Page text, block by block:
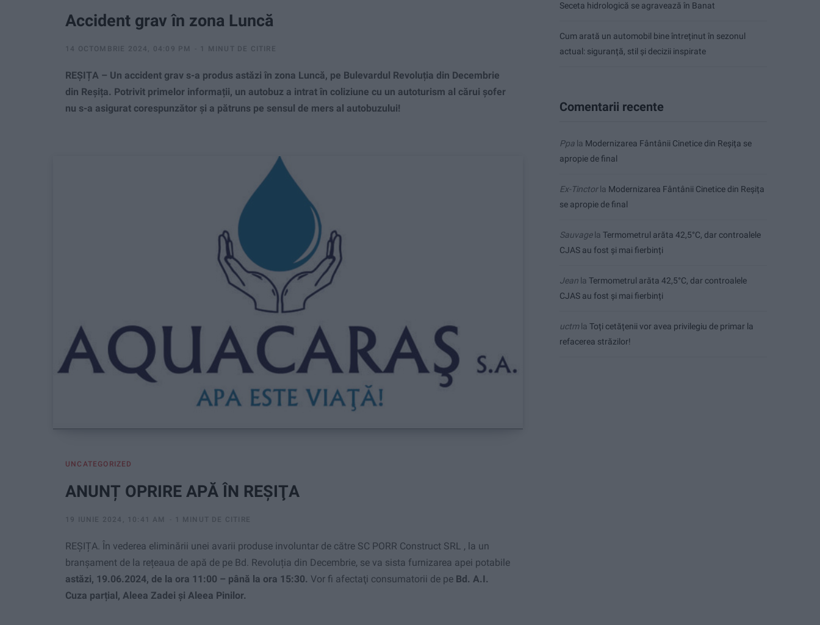
Accident grav în zona Luncă
14 OCTOMBRIE 2024, 04:09 PM 1 MINUT DE CITIRE
REȘIȚA – Un accident grav s-a produs astăzi în zona Luncă, pe Bulevardul Revoluția din Decembrie
din Reșița. Potrivit primelor informații, un autobuz a intrat în coliziune cu un autoturism al cărui șofer
nu s-a asigurat corespunzător și a pătruns pe sensul de mers al autobuzului!
UNCATEGORIZED
ANUNȚ OPRIRE APĂ ÎN REŞIŢA
19 IUNIE 2024, 10:41 AM 1 MINUT DE CITIRE
REȘIȚA. În vederea eliminării unei avarii produse involuntar de către SC PORR Construct SRL , la un
branșament de la rețeaua de apă de pe Bd. Revoluția din Decembrie, se va sista furnizarea apei potabile
astăzi, 19.06.2024, de la ora 11:00 – până la ora 15:30. Vor fi afectaţi consumatorii de pe Bd. A.I.
Cuza parțial, Aleea Zadei și Aleea Pinilor.
Seceta hidrologică se agravează în Banat
Cum arată un automobil bine întreținut în sezonul
actual: siguranță, stil și decizii inspirate
Comentarii recente
Ppa la Modernizarea Fântânii Cinetice din Reșița se
apropie de final
Ex-Tinctorla Modernizarea Fântânii Cinetice din Reșița
se apropie de final
Sauvagela Termometrul arăta 42,5°C, dar controalele
CJAS au fost și mai fierbinți
Jean la Termometrul arăta 42,5°C, dar controalele
CJAS au fost și mai fierbinți
uctmla Toți cetățenii vor avea privilegiu de primar la
refacerea străzilor!